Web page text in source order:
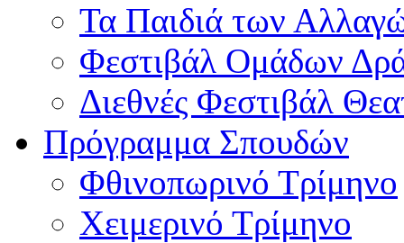
Τα Παιδιά των
Φεστιβάλ Ομάδων
Διεθνές Φεστιβάλ
Πρόγραμμα Σπουδών
Φθινοπωρινό Τρίμηνο
Χειμερινό Τρίμηνο